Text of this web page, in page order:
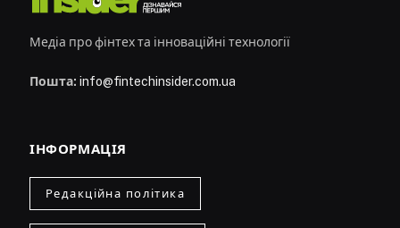
Медіа про фінтех та інноваційні технології
Пошта: info@fintechinsider.com.ua
ІНФОРМАЦІЯ
Редакційна політика